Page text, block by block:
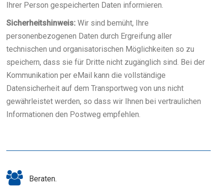
Ihrer Person gespeicherten Daten informieren.
Sicherheitshinweis: Wir sind bemüht, Ihre
personenbezogenen Daten durch Ergreifung aller
technischen und organisatorischen Möglichkeiten so zu
speichern, dass sie für Dritte nicht zugänglich sind. Bei der
Kommunikation per eMail kann die vollständige
Datensicherheit auf dem Transportweg von uns nicht
gewährleistet werden, so dass wir Ihnen bei vertraulichen
Informationen den Postweg empfehlen.
Beraten.